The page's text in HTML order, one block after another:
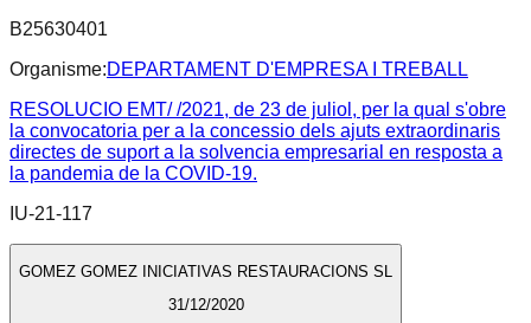
B25630401
Organisme:DEPARTAMENT D'EMPRESA I TREBALL
RESOLUCIO EMT/ /2021, de 23 de juliol, per la qual s'obre
la convocatoria per a la concessio dels ajuts extraordinaris
directes de suport a la solvencia empresarial en resposta a
la pandemia de la COVID-19.
IU-21-117
GOMEZ GOMEZ INICIATIVAS RESTAURACIONS SL
31/12/2020